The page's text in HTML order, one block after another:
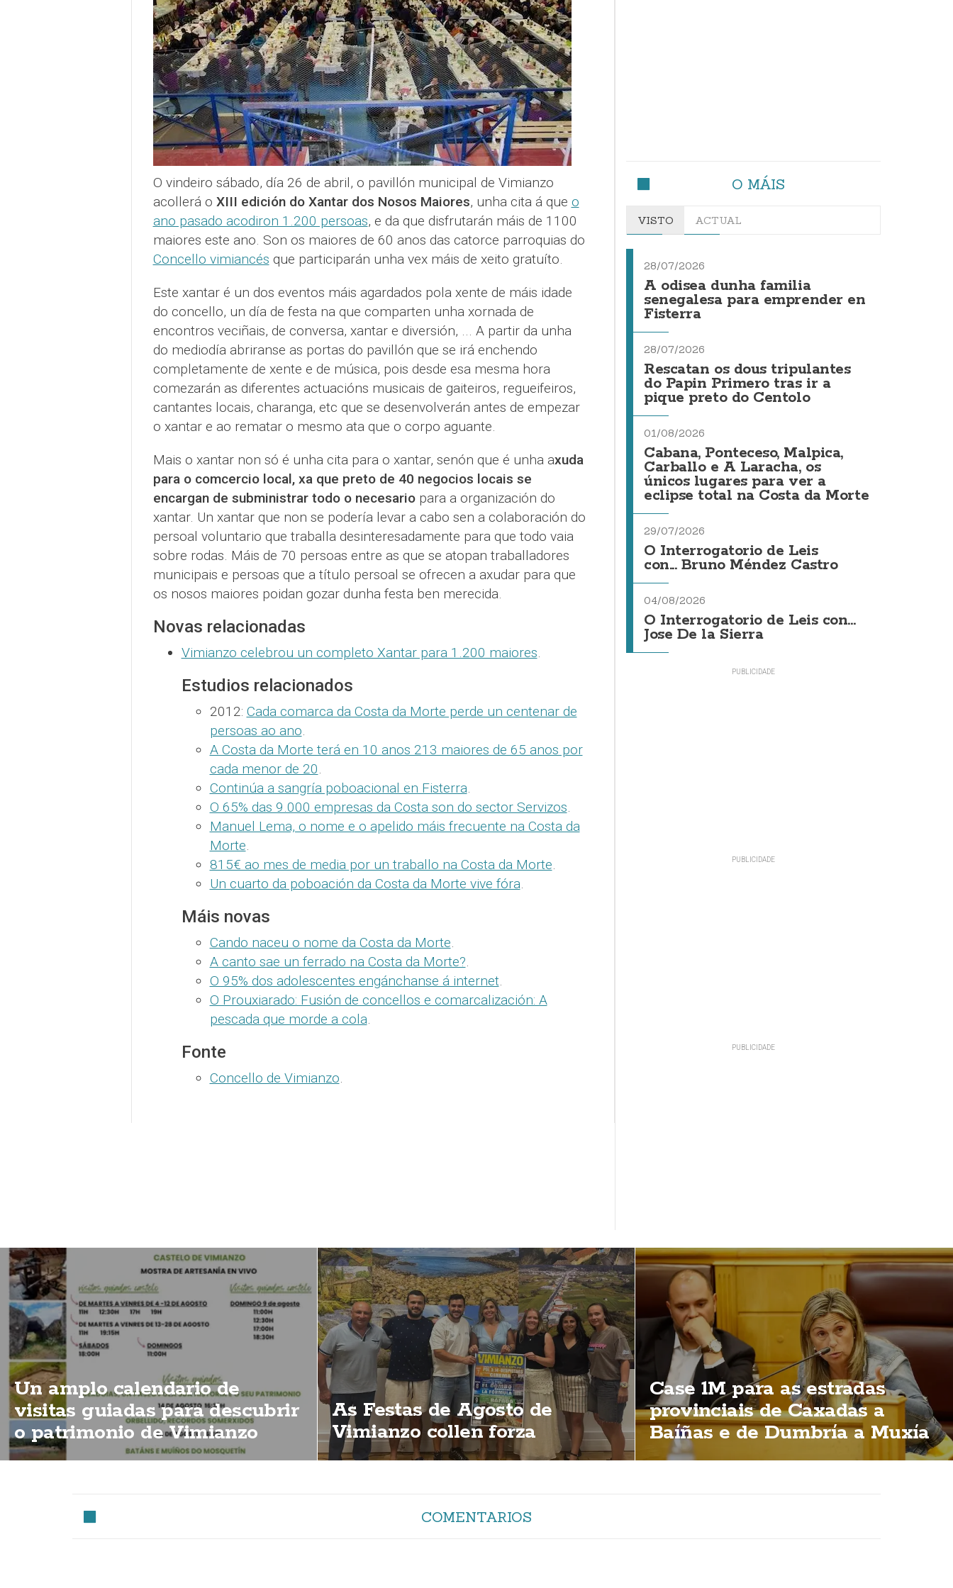
O vindeiro sábado, día 26 de abril, o pavillón municipal de Vimianzo
acollerá o XIII edición do Xantar dos Nosos Maiores, unha cita á que o
ano pasado acodiron 1.200 persoas, e da que disfrutarán máis de 1100
maiores este ano. Son os maiores de 60 anos das catorce parroquias do
Concello vimiancés que participarán unha vex máis de xeito gratuíto.
Este xantar é un dos eventos máis agardados pola xente de máis idade
do concello, un día de festa na que comparten unha xornada de
encontros veciñais, de conversa, xantar e diversión, ... A partir da unha
do mediodía abriranse as portas do pavillón que se irá enchendo
completamente de xente e de música, pois desde esa mesma hora
comezarán as diferentes actuacións musicais de gaiteiros, regueifeiros,
cantantes locais, charanga, etc que se desenvolverán antes de empezar
o xantar e ao rematar o mesmo ata que o corpo aguante.
Mais o xantar non só é unha cita para o xantar, senón que é unha axuda
para o comcercio local, xa que preto de 40 negocios locais se
encargan de subministrar todo o necesariopara a organización do
xantar. Un xantar que non se podería levar a cabo sen a colaboración do
persoal voluntario que traballa desinteresadamente para que todo vaia
sobre rodas. Máis de 70 persoas entre as que se atopan traballadores
municipais e persoas que a título persoal se ofrecen a axudar para que
os nosos maiores poidan gozar dunha festa ben merecida.
Novas relacionadas
Vimianzo celebrou un completo Xantar para 1.200 maiores.
Estudios relacionados
2012: Cada comarca da Costa da Morte perde un centenar de
persoas ao ano.
A Costa da Morte terá en 10 anos 213 maiores de 65 anos por
cada menor de 20.
Continúa a sangría poboacional en Fisterra.
O 65% das 9.000 empresas da Costa son do sector Servizos.
Manuel Lema, o nome e o apelido máis frecuente na Costa da
Morte.
815€ ao mes de media por un traballo na Costa da Morte.
Un cuarto da poboación da Costa da Morte vive fóra.
Máis novas
Cando naceu o nome da Costa da Morte.
A canto sae un ferrado na Costa da Morte?.
O 95% dos adolescentes engánchanse á internet.
O Prouxiarado: Fusión de concellos e comarcalización: A
pescada que morde a cola.
Fonte
Concello de Vimianzo.
O MÁIS
VISTO ACTUAL
28/07/2026
A odisea dunha familia
senegalesa para emprender en
Fisterra
28/07/2026
Rescatan os dous tripulantes
do Papin Primero tras ir a
pique preto do Centolo
01/08/2026
Cabana, Ponteceso, Malpica,
Carballo e A Laracha, os
únicos lugares para ver a
eclipse total na Costa da Morte
29/07/2026
O Interrogatorio de Leis
con... Bruno Méndez Castro
04/08/2026
O Interrogatorio de Leis con...
Jose De la Sierra
Un amplo calendario de
visitas guiadas para descubrir
o patrimonio de Vimianzo
As Festas de Agosto de
Vimianzo collen forza
Case 1M para as estradas
provinciais de Caxadas a
Baíñas e de Dumbría a Muxía
COMENTARIOS